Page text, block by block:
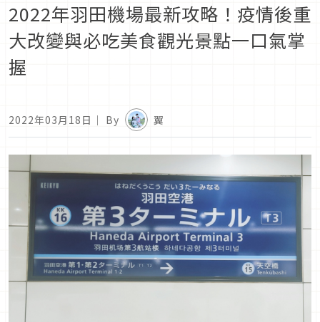
2022年羽田機場最新攻略！疫情後重
大改變與必吃美食觀光景點一口氣掌
握
2022年03月18日 ｜ By 翼